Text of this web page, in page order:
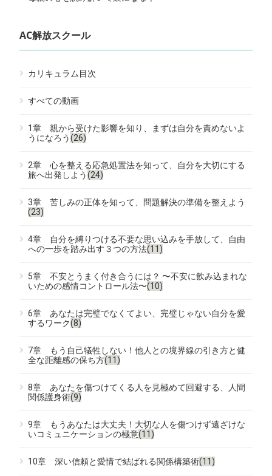
AC解放スクール
カリキュラム目次
すべての動画
1章 親から受けた影響を知り、まずは自分を責めないよ
うになろう(26)
2章 心を整える応急処置法を知って、自分を大切にする
旅へ出発しよう(24)
3章 苦しみの正体を知って、問題解決の準備を整えよう
(23)
4章 自分を縛りつける不要な思い込みを手放して、自由
への一歩を踏み出す３つの方法(11)
5章 不安とうまく付き合うには？ 〜不安に飲み込まれな
いための感情コントロール法〜(10)
6章 あなたは完璧でなくてよい、完璧じゃない自分を愛
するワーク(8)
7章 もう自己犠牲しない！他人との境界線の引き方と健
全な距離感の保ち方(11)
8章 あなたを傷つけてくる人を見極めて回避する、人間
関係護身術(9)
9章 もうあなたは大丈夫！大切な人を傷つけず遠ざけな
いコミュニケーションの極意(11)
10章 深い信頼と愛情で結ばれる関係構築術(11)